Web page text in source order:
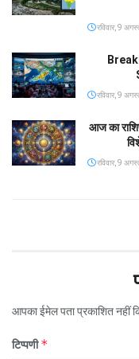
रविवार, 9
रविवार, 9
आज का
रविवार, 9
आपका ईमेल पता प्रकाशित नहीं
टिप्पणी*